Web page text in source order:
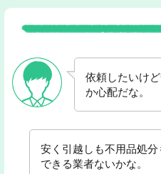
依頼したいけ
か心配だな。
安く引越しも不用品処
できる業者ないかな。